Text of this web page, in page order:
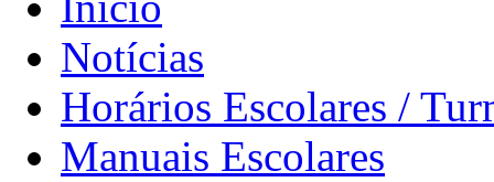
Notícias
Horários Escolares /
Manuais Escolares